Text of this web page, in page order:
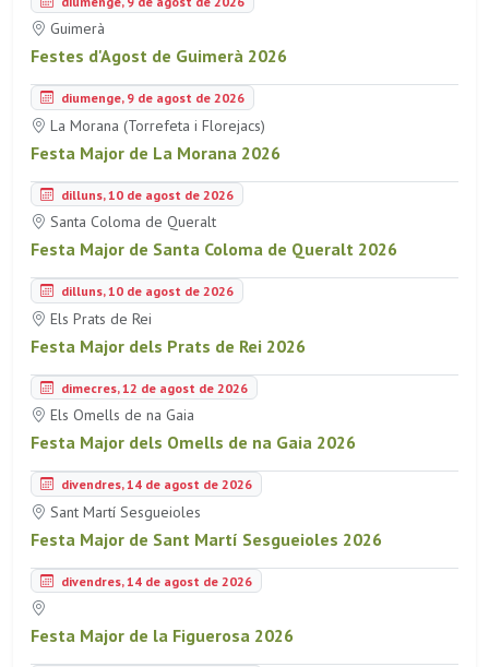
Guimerà
Festes d'Agost de Guimerà 2026
diumenge, 9 de agost de 2026
La Morana (Torrefeta i Florejacs)
Festa Major de La Morana 2026
dilluns, 10 de agost de 2026
Santa Coloma de Queralt
Festa Major de Santa Coloma de Queralt 2026
dilluns, 10 de agost de 2026
Els Prats de Rei
Festa Major dels Prats de Rei 2026
dimecres, 12 de agost de 2026
Els Omells de na Gaia
Festa Major dels Omells de na Gaia 2026
divendres, 14 de agost de 2026
Sant Martí Sesgueioles
Festa Major de Sant Martí Sesgueioles 2026
divendres, 14 de agost de 2026
Festa Major de la Figuerosa 2026